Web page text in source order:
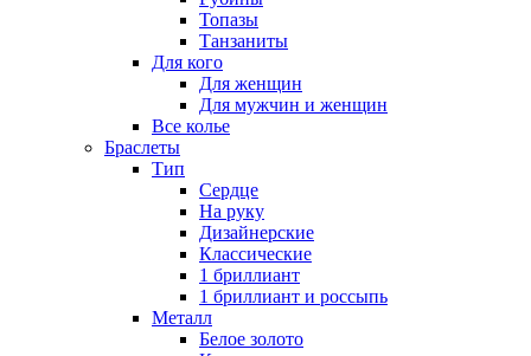
Топазы
Танзаниты
Для кого
Для женщин
Для мужчин и женщин
Все колье
Браслеты
Тип
Сердце
На руку
Дизайнерские
Классические
1 бриллиант
1 бриллиант и россыпь
Металл
Белое золото